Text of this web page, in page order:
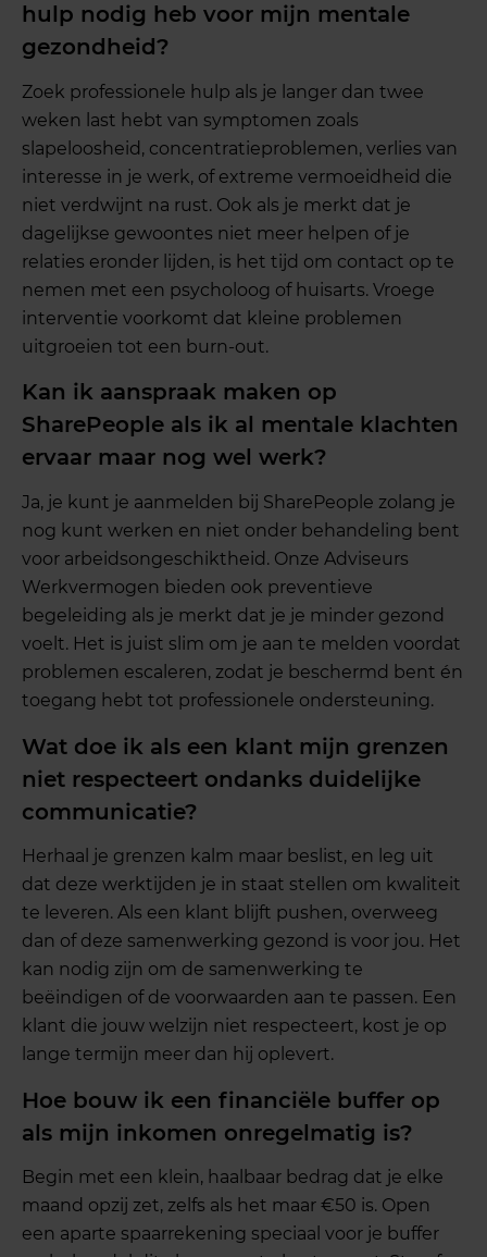
hulp nodig heb voor mijn mentale
gezondheid?
Zoek professionele hulp als je langer dan twee
weken last hebt van symptomen zoals
slapeloosheid, concentratieproblemen, verlies van
interesse in je werk, of extreme vermoeidheid die
niet verdwijnt na rust. Ook als je merkt dat je
dagelijkse gewoontes niet meer helpen of je
relaties eronder lijden, is het tijd om contact op te
nemen met een psycholoog of huisarts. Vroege
interventie voorkomt dat kleine problemen
uitgroeien tot een burn-out.
Kan ik aanspraak maken op
SharePeople als ik al mentale klachten
ervaar maar nog wel werk?
Ja, je kunt je aanmelden bij SharePeople zolang je
nog kunt werken en niet onder behandeling bent
voor arbeidsongeschiktheid. Onze Adviseurs
Werkvermogen bieden ook preventieve
begeleiding als je merkt dat je je minder gezond
voelt. Het is juist slim om je aan te melden voordat
problemen escaleren, zodat je beschermd bent én
toegang hebt tot professionele ondersteuning.
Wat doe ik als een klant mijn grenzen
niet respecteert ondanks duidelijke
communicatie?
Herhaal je grenzen kalm maar beslist, en leg uit
dat deze werktijden je in staat stellen om kwaliteit
te leveren. Als een klant blijft pushen, overweeg
dan of deze samenwerking gezond is voor jou. Het
kan nodig zijn om de samenwerking te
beëindigen of de voorwaarden aan te passen. Een
klant die jouw welzijn niet respecteert, kost je op
lange termijn meer dan hij oplevert.
Hoe bouw ik een financiële buffer op
als mijn inkomen onregelmatig is?
Begin met een klein, haalbaar bedrag dat je elke
maand opzij zet, zelfs als het maar €50 is. Open
een aparte spaarrekening speciaal voor je buffer